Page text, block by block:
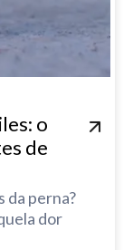
o
de
da perna?
dor